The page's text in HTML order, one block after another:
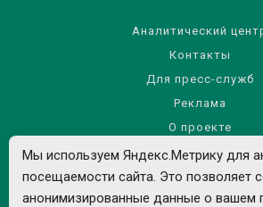
Аналитический
Контакты
Для пресс-служб
Реклама
О проекте
Правила использования
Политика обработки
Мы используем Яндекс.Метрику для
посещаемости сайта. Это позволяет
анонимизированные данные о вашем